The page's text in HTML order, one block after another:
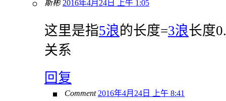
斯彬 2016年4月24日 上午 1:05
这里是指5浪的长度=3浪长度
关系
回复
Comment 2016年4月24日 上午 8:41